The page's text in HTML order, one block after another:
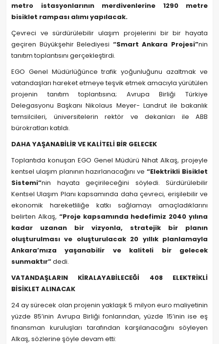
metro istasyonlarının merdivenlerine 1290 metre
bisiklet rampası alımı yapılacak.
Çevreci ve sürdürülebilir ulaşım projelerini bir bir hayata
geçiren Büyükşehir Belediyesi “Smart Ankara Projesi”nin
tanıtım toplantısını gerçekleştirdi.
EGO Genel Müdürlüğünce trafik yoğunluğunu azaltmak ve
vatandaşları hareket etmeye teşvik etmek amacıyla yürütülen
projenin tanıtım toplantısına; Avrupa Birliği Türkiye
Delegasyonu Başkanı Nikolaus Meyer- Landrut ile bakanlık
temsilcileri, üniversitelerin rektör ve dekanları ile ABB
bürokratları katıldı.
DAHA YAŞANABİLİR VE KALİTELİ BİR GELECEK
Toplantıda konuşan EGO Genel Müdürü Nihat Alkaş, projeyle
kentsel ulaşım planının hazırlanacağını ve“Elektrikli Bisiklet
Sistemi”nin hayata geçirileceğini söyledi. Sürdürülebilir
Kentsel Ulaşım Planı kapsamında daha çevreci, erişilebilir ve
ekonomik hareketliliğe katkı sağlamayı amaçladıklarını
belirten Alkaş, “Proje kapsamında hedefimiz 2040 yılına
kadar uzanan bir vizyonla, stratejik bir planın
oluşturulması ve oluşturulacak 20 yıllık planlamayla
Ankara’mıza yaşanabilir ve kaliteli bir gelecek
sunmaktır”dedi.
VATANDAŞLARIN KİRALAYABİLECEĞİ 408 ELEKTRİKLİ
BİSİKLET ALINACAK
24 ay sürecek olan projenin yaklaşık 5 milyon euro maliyetinin
yüzde 85’inin Avrupa Birliği fonlarından, yüzde 15’inin ise eş
finansman kuruluşları tarafından karşılanacağını söyleyen
Alkaş, sözlerine şöyle devam etti: